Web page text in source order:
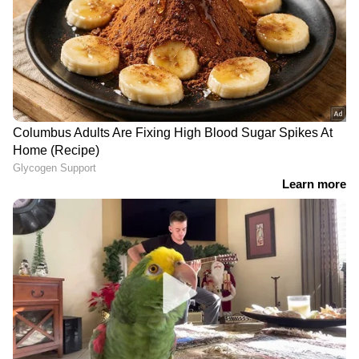
RECOMMENDED STORIES
ശ്രീകുമാറെന്ന ബിലാല്‍,
ഒരു യുവതിയെ
ദുബായിൽ എത്തിച്ചാൽ 1
ലക്ഷം, മാസം തോറും
കമ്മീഷനും;
മോഡലിങ്ങിന്‍റെ മറവിലെ
സെക്സ് റാക്കറ്റ്,
ഞെട്ടിക്കുന്ന വിവരങ്ങൾ
11 മാസമായി കൊച്ചിയിൽ
കുടുങ്ങിക്കിടക്കുന്നു,
സ്വന്തം രാജ്യത്തേക്ക്
മടങ്ങാൻ അനുവദിക്കണം;
എം.എസ്.സി എൽസ-3
ചരക്കുകപ്പലിലെ 7
ജീവനക്കാർ കേരള
ഹൈക്കോടതിയിൽ